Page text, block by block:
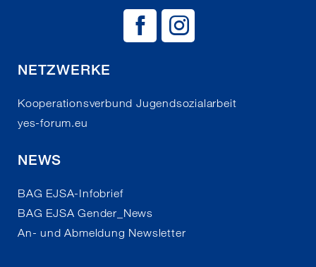
NETZWERKE
Kooperationsverbund Jugendsozialarbeit
yes-forum.eu
NEWS
BAG EJSA-Infobrief
BAG EJSA Gender_News
An- und Abmeldung Newsletter
BAG EJSA